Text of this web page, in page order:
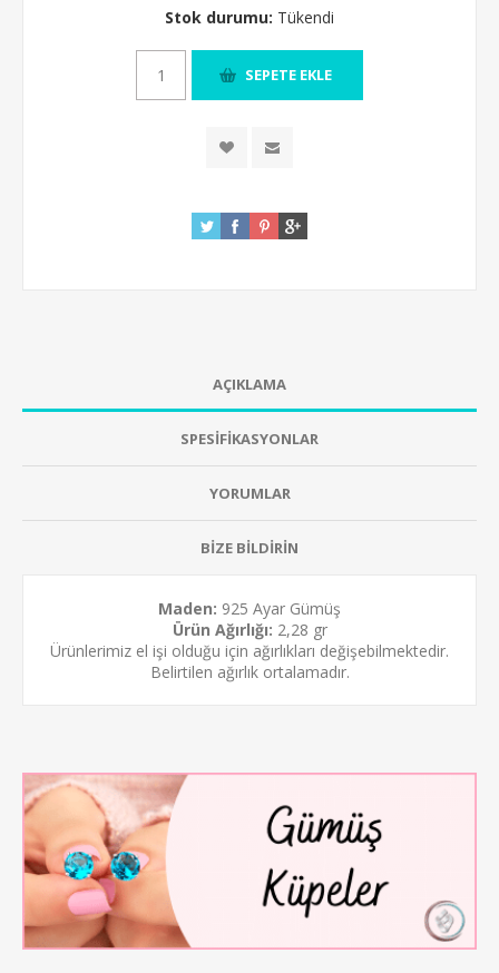
Stok durumu: Tükendi
AÇIKLAMA
SPESİFİKASYONLAR
YORUMLAR
BİZE BİLDİRİN
Maden: 925 Ayar Gümüş
Ürün Ağırlığı: 2,28 gr
Ürünlerimiz el işi olduğu için ağırlıkları değişebilmektedir.
Belirtilen ağırlık ortalamadır.